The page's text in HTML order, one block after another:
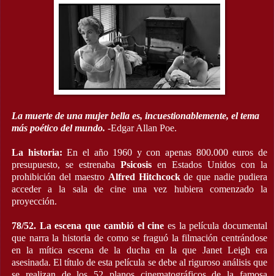
La muerte de una mujer bella es, incuestionablemente, el tema
más poético del mundo. -Edgar Allan Poe.
La historia: En el año 1960 y con apenas 800.000 euros de
presupuesto, se estrenaba Psicosis en Estados Unidos con la
prohibición del maestro Alfred Hitchcockde que nadie pudiera
acceder a la sala de cine una vez hubiera comenzado la
proyección.
78/52. La escena que cambió el cine es la película documental
que narra la historia de como se fraguó la filmación centrándose
en la mítica escena de la ducha en la que Janet Leigh era
asesinada. El título de esta película se debe al riguroso análisis que